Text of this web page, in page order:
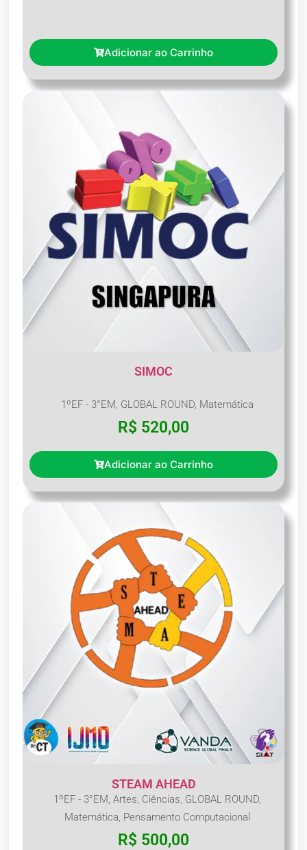
Adicionar ao Carrinho
SIMOC
1ºEF - 3°EM, GLOBAL ROUND, Matemática
R$ 520,00
Adicionar ao Carrinho
STEAM AHEAD
1ºEF - 3°EM, Artes, Ciências, GLOBAL ROUND,
Matemática, Pensamento Computacional
R$ 500,00